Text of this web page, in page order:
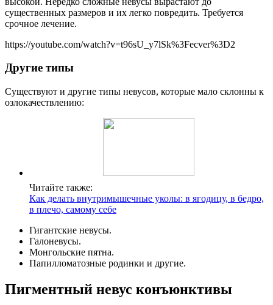
существенных размеров и их легко повредить. Требуется
срочное лечение.
https://youtube.com/watch?v=t96sU_y7lSk%3Fecver%3D2
Другие типы
Существуют и другие типы невусов, которые мало склонны к
озлокачествлению:
Читайте также:
Как делать внутримышечные уколы: в ягодицу, в бедро,
в плечо, самому себе
Гигантские невусы.
Галоневусы.
Монгольские пятна.
Папилломатозные родинки и другие.
Пигментный невус конъюнктивы